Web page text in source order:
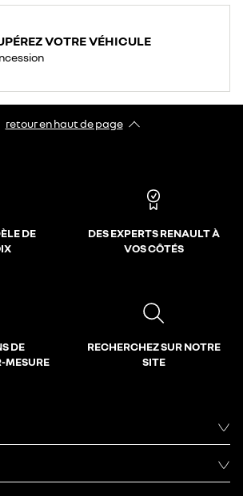
VOTRE VÉHICULE
retour en haut de page​
DE
DES EXPERTS RENAULT À
VOS CÔTÉS
DE
MESURE
RECHERCHEZ SUR NOTRE
SITE